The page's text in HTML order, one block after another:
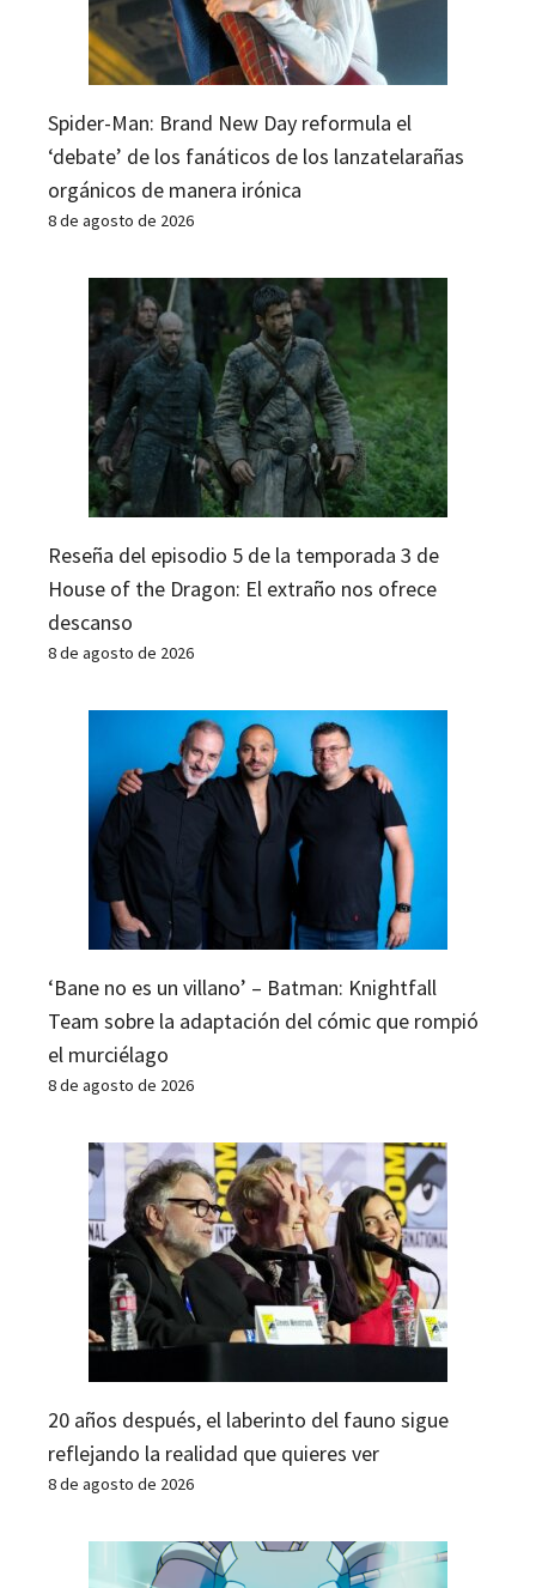
Spider-Man: Brand New Day reformula el
‘debate’ de los fanáticos de los lanzatelarañas
orgánicos de manera irónica
8 de agosto de 2026
Reseña del episodio 5 de la temporada 3 de
House of the Dragon: El extraño nos ofrece
descanso
8 de agosto de 2026
‘Bane no es un villano’ – Batman: Knightfall
Team sobre la adaptación del cómic que rompió
el murciélago
8 de agosto de 2026
20 años después, el laberinto del fauno sigue
reflejando la realidad que quieres ver
8 de agosto de 2026